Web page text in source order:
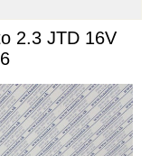
2.3 JTD 16V